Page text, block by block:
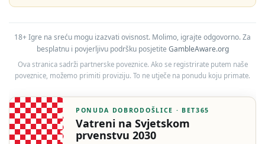
18+ Igre na sreću mogu izazvati ovisnost. Molimo, igrajte odgovorno. Za
besplatnu i povjerljivu podršku posjetite GambleAware.org
Ova stranica sadrži partnerske poveznice. Ako se registrirate putem naše
poveznice, možemo primiti proviziju. To ne utječe na ponudu koju primate.
PONUDA DOBRODOŠLICE · BET365
Vatreni na Svjetskom
prvenstvu 2030